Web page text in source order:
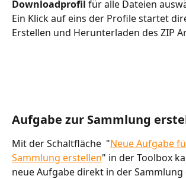
Downloadprofil für alle Dateien
Ein Klick auf eins der Profile startet
Erstellen und Herunterladen des ZIP
Aufgabe zur Sammlung
Mit der Schaltfläche "Neue Aufgabe
Sammlung erstellen" in der Toolbox
neue Aufgabe direkt in der Sammlung